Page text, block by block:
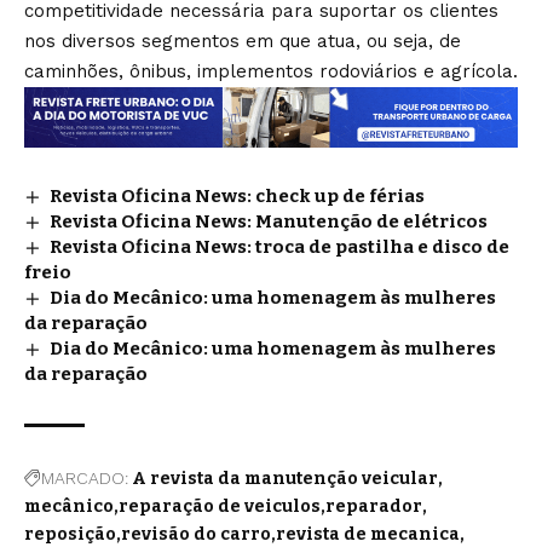
competitividade necessária para suportar os clientes
nos diversos segmentos em que atua, ou seja, de
caminhões, ônibus, implementos rodoviários e agrícola.
Revista Oficina News: check up de férias
Revista Oficina News: Manutenção de elétricos
Revista Oficina News: troca de pastilha e disco de
freio
Dia do Mecânico: uma homenagem às mulheres
da reparação
Dia do Mecânico: uma homenagem às mulheres
da reparação
MARCADO: A revista da manutenção veicular
mecânico reparação de veiculos reparador
reposição revisão do carro revista de mecanica